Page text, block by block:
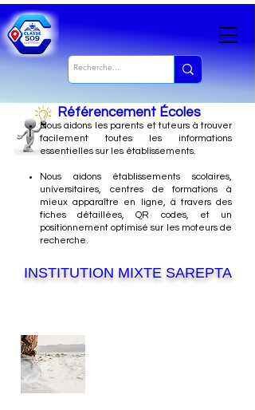
Référencement Écoles
Nousaidons les parents et tuteurs à trouver
facilement toutes les informations
essentielles sur les établissements.
Nous aidons établissements scolaires,
universitaires, centres de formations à
mieux apparaître en ligne, à travers des
fiches détaillées, QR codes, et un
positionnement optimisé sur les moteurs de
recherche.
INSTITUTION MIXTE SAREPTA